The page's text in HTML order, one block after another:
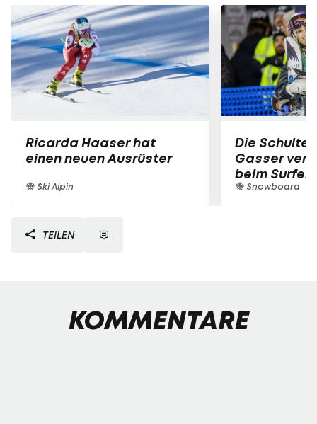
Ricarda Haaser hat
einen neuen Ausrüster
Ski Alpin
Die
Gasser
beim Surfen
Snowboard
TEILEN
KOMMENTARE